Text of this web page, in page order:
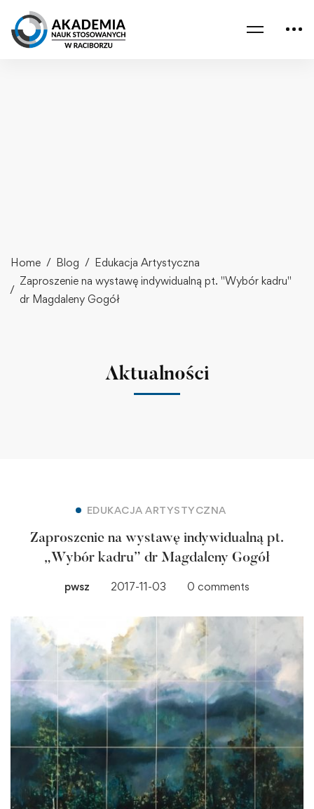
Home Blog
Edukacja Artystyczna
Zaproszenie na wystawę indywidualną pt. "Wybór kadru"
dr Magdaleny Gogół
Aktualności
EDUKACJA ARTYSTYCZNA
Zaproszenie na wystawę indywidualną pt.
„Wybór kadru” dr Magdaleny Gogół
pwsz 2017-11-03 0 comments